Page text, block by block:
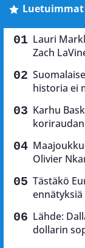
Luetuimmat
Lauri
Zach
historia ei
Karhu
Olivier
Tästäkö
ennätyksiä
Lähde:
dollarin